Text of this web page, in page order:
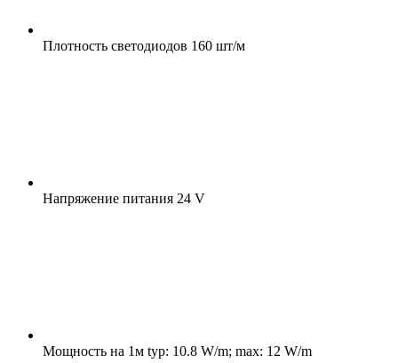
Плотность светодиодов 160 шт/м
Напряжение питания 24 V
Мощность на 1м typ: 10.8 W/m; max: 12 W/m